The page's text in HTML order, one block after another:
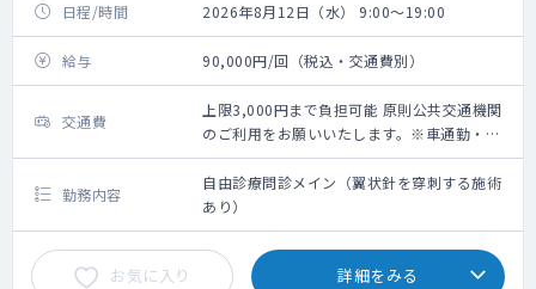
日程/時間 2026年8月12日（水） 9:00～19:00
給与 90,000円/回（税込・交通費別）
交通費
上限3,000円まで負担可能 原則公共交通機関
のご利用をお願いいたします。※車通勤・タ
クシー利用要相談
勤務内容
自由診療問診メイン（翼状針を穿刺する施術
あり）
お気に入り 詳細をみる